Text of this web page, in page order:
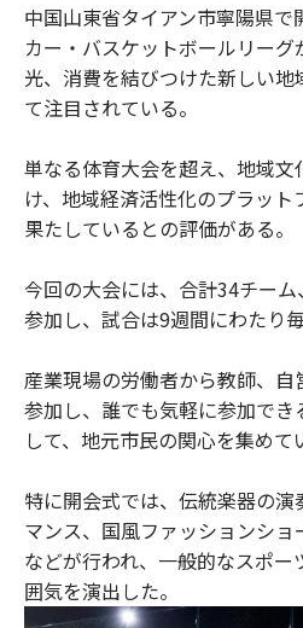
中国山東省タイアン市寧陽県
カー・バスケットボールリー
光、消費を結びつけた新しい
て注目されている。
単なる体育大会を超え、地域
け、地域経済活性化のプラッ
果たしているとの評価がある。
今回の大会には、合計34チー
参加し、試合は9週間にわたり
産業現場の労働者から教師、
参加し、誰でも気軽に参加でき
して、地元市民の関心を集めて
特に開会式では、伝統楽器の
マンス、国風ファッションシ
などが行われ、一般的なスポ
囲気を演出した。